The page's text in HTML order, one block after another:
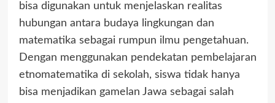
bisa digunakan untuk menjelaskan realitas
hubungan antara budaya lingkungan dan
matematika sebagai rumpun ilmu pengetahuan.
Dengan menggunakan pendekatan pembelajaran
etnomatematika di sekolah, siswa tidak hanya
bisa menjadikan gamelan Jawa sebagai salah